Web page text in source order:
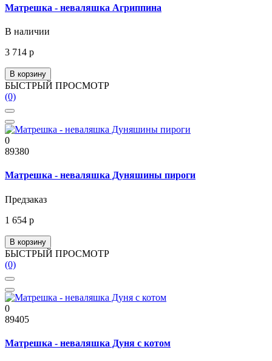
Матрешка - неваляшка Агриппина
В наличии
3 714 р
В корзину
БЫСТРЫЙ ПРОСМОТР
(0)
0
89380
Матрешка - неваляшка Дуняшины пироги
Предзаказ
1 654 р
В корзину
БЫСТРЫЙ ПРОСМОТР
(0)
0
89405
Матрешка - неваляшка Дуня с котом